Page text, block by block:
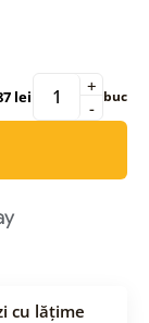
lei -
+ buc
cu lățime